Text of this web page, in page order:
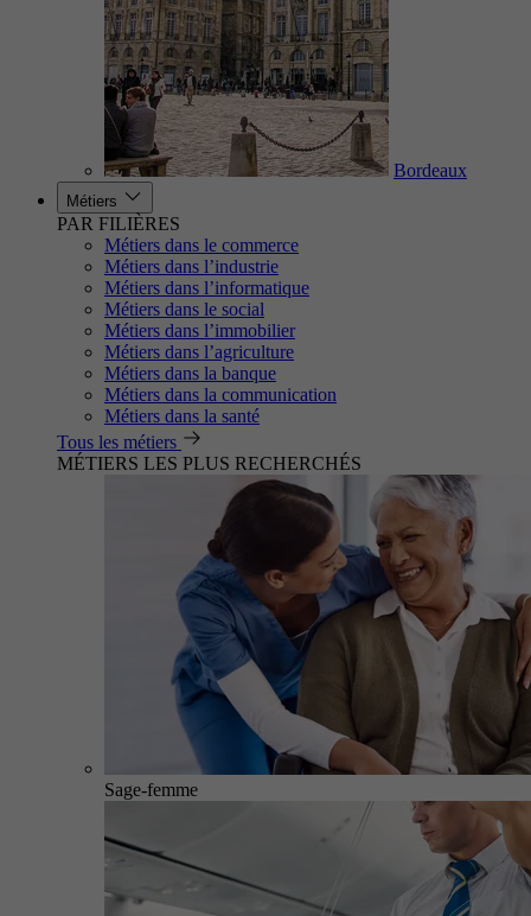
Bordeaux
Métiers
PAR FILIÈRES
Métiers dans le commerce
Métiers dans l’industrie
Métiers dans l’informatique
Métiers dans le social
Métiers dans l’immobilier
Métiers dans l’agriculture
Métiers dans la banque
Métiers dans la communication
Métiers dans la santé
Tous les métiers
MÉTIERS LES PLUS RECHERCHÉS
Sage-femme